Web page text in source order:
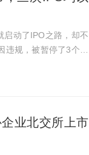
业北交所上市